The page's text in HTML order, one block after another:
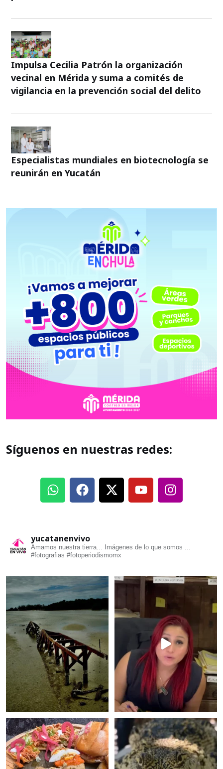
Impulsa Cecilia Patrón la organización
vecinal en Mérida y suma a comités de
vigilancia en la prevención social del delito
Especialistas mundiales en biotecnología se
reunirán en Yucatán
Síguenos en nuestras redes:
yucatanenvivo
Amamos nuestra tierra... Imágenes de lo que somos ...
#fotografias #fotoperiodismomx